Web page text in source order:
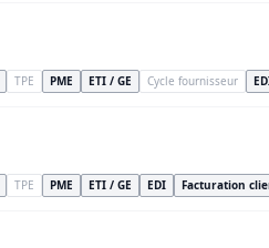
TPE PME ETI / GE Cycle fournisseur
TPE PME ETI / GE EDI Facturation